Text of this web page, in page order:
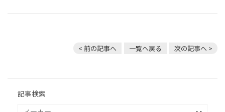
< 前の記事へ 一覧へ戻る 次の記事へ >
記事検索